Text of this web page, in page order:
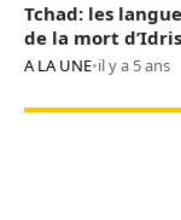
Tchad: les
de la mort
A LA UNE•il y a 5 ans